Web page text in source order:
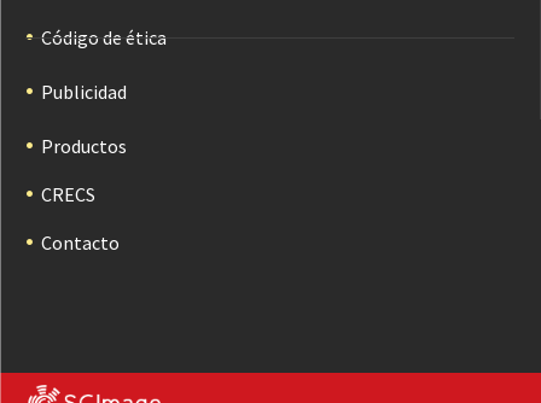
Código de ética
Publicidad
Productos
CRECS
Contacto